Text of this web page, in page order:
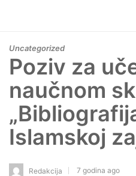
Uncategorized
Poziv za
naučnom
Islamskoj
Redakcija 7 godina ago